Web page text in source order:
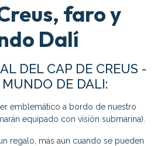
faro y
Dalí
DEL CAP DE CREUS -
MUNDO DE DALI:
emblemático a bordo de nuestro
equipado con visión submarina).
regalo, más aún cuando se pueden